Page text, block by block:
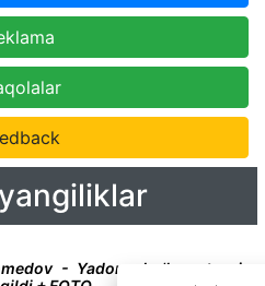
- Yadong bo'lgan turnir